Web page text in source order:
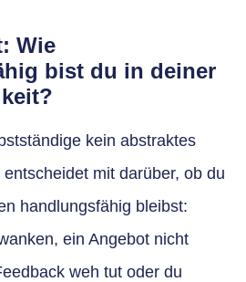
Wie
bist du in deiner
kein abstraktes
mit darüber, ob du
handlungsfähig bleibst:
ein Angebot nicht
weh tut oder du